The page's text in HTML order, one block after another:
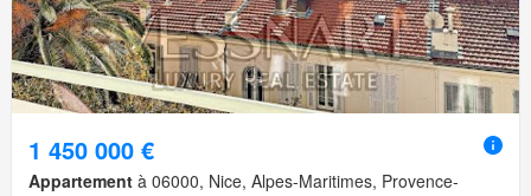
1 450 000 €
Appartement à 06000, Nice, Alpes-Maritimes, Provence-